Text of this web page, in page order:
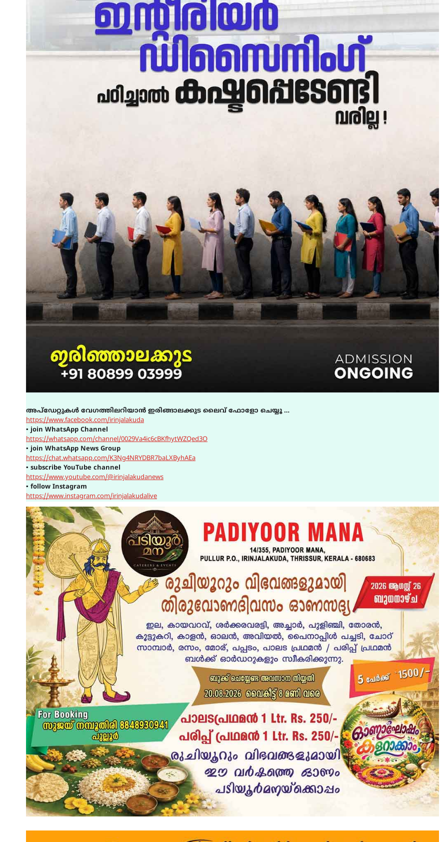
അപ്ഡേറ്റുകൾ വേഗത്തിലറിയാൻ ഇരിങ്ങാലക്കുട ലൈവ് ഫോളോ ചെയ്യൂ …
https://www.facebook.com/irinjalakuda
▪ join WhatsApp Channel
https://whatsapp.com/channel/0029Va4ic6cBKfhytWZQed3O
▪ join WhatsApp News Group
https://chat.whatsapp.com/K3Ng4NRYDBR7baLXByhAEa
▪ subscribe YouTube channel
https://www.youtube.com/@irinjalakudanews
▪ follow Instagram
https://www.instagram.com/irinjalakudalive
AWARD EXCLUSIVE LATEST
ഐ.ഐ.ടി മദ്രാസ്സിൽ നിന്നും
ഡോക്ടറേറ്റ് – ഇരിങ്ങാലക്കുട
സ്വദേശി ആതിര എം കെ
യുടെ നേട്ടം
പൊരുതി
August 5, 2026